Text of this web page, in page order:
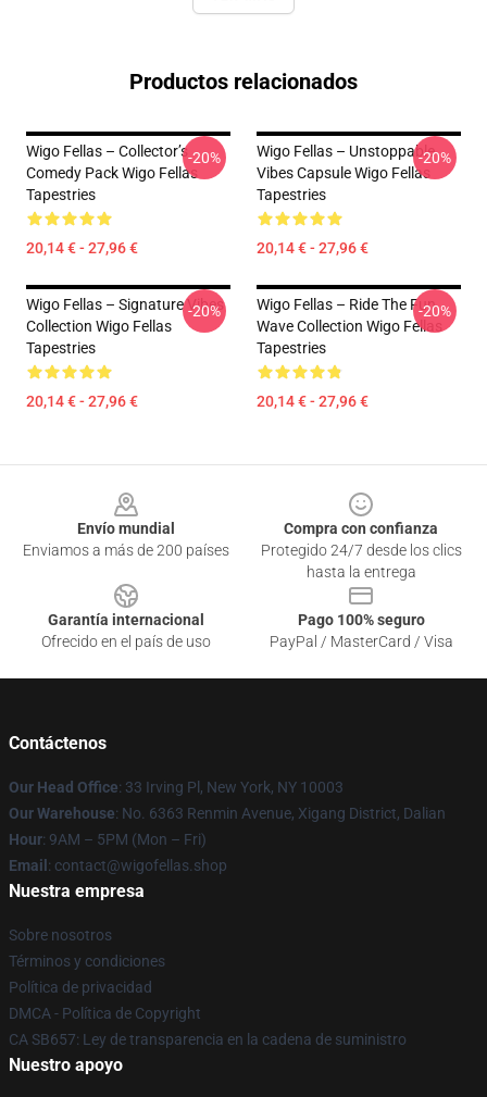
Productos relacionados
Wigo Fellas – Collector’s
Comedy Pack Wigo Fellas
Tapestries
20,14 € - 27,96 €
-20%
Wigo Fellas – Unstoppable
Vibes Capsule Wigo Fellas
Tapestries
20,14 € - 27,96 €
-20%
Wigo Fellas – Signature Vibes
Collection Wigo Fellas
Tapestries
20,14 € - 27,96 €
-20%
Wigo Fellas – Ride The Fun
Wave Collection Wigo Fellas
Tapestries
20,14 € - 27,96 €
-20%
Envío mundial
Enviamos a más de 200 países
Compra con confianza
Protegido 24/7 desde los clics
hasta la entrega
Garantía internacional
Ofrecido en el país de uso
Pago 100% seguro
PayPal / MasterCard / Visa
Contáctenos
Our Head Office: 33 Irving Pl, New York, NY 10003
Our Warehouse: No. 6363 Renmin Avenue, Xigang District, Dalian
Hour: 9AM – 5PM (Mon – Fri)
Email : contact@wigofellas.shop
Nuestra empresa
Sobre nosotros
Términos y condiciones
Política de privacidad
DMCA - Política de Copyright
CA SB657: Ley de transparencia en la cadena de suministro
Nuestro apoyo